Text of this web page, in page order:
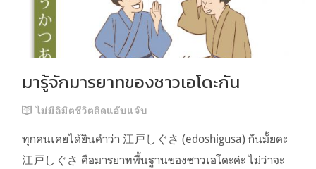
มารู้จักมารยาทของชาวเอโดะกัน
ไม่มีลิมิตชีวิตติดแอ๊บแจ๊บ
ทุกคนเคยได้ยินคำว่า 江戸しぐさ (edoshigusa) กันมั้ยคะ
江戸しぐさ คือมารยาทพื้นฐานของชาวเอโดะค่ะ ไม่ว่าจะ